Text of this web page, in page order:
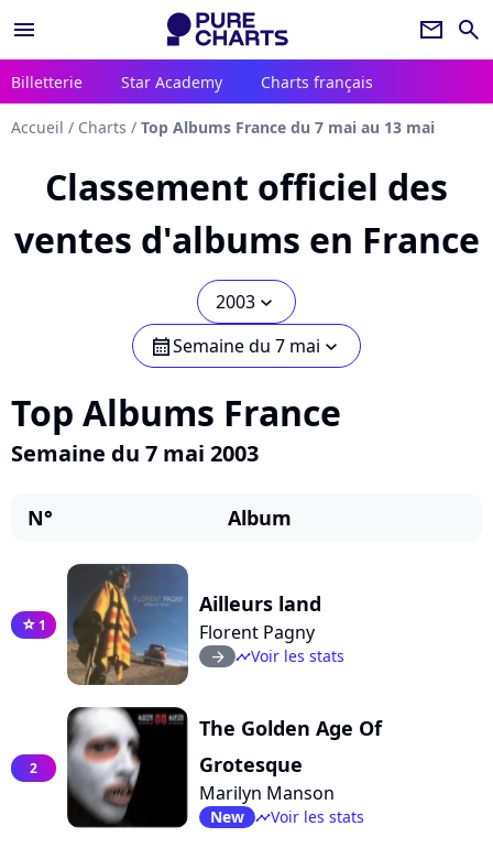
menu newsletter search
Billetterie Star Academy Charts français
Accueil / Charts / Top Albums France du 7 mai au 13 mai
Classement officiel des
ventes d'albums en France
2003 chevron_bot
calendarSemaine du 7 mai chevron_bot
Top Albums France
Semaine du 7 mai 2003
N° Album
star 1
Ailleurs land
Florent Pagny
arrow_right timelineVoir les stats
2
The Golden Age Of
Grotesque
Marilyn Manson
New timelineVoir les stats